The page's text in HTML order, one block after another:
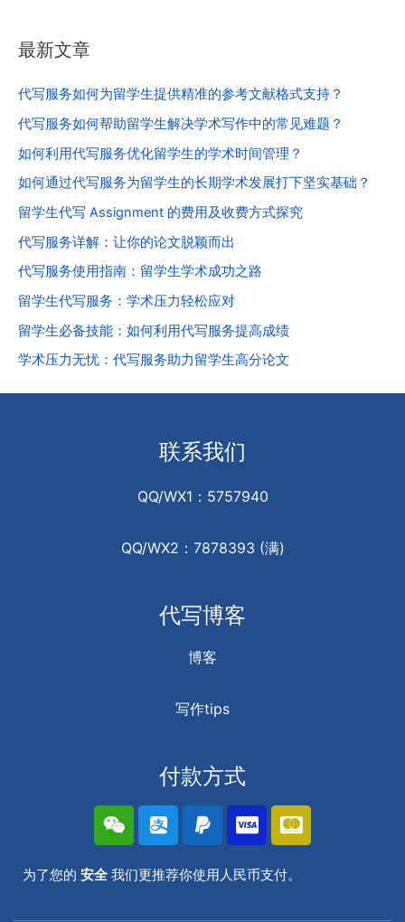
最新文章
代写服务如何为留学生提供精准的参考文献格式支持？
代写服务如何帮助留学生解决学术写作中的常见难题？
如何利用代写服务优化留学生的学术时间管理？
如何通过代写服务为留学生的长期学术发展打下坚实基础？
留学生代写 Assignment 的费用及收费方式探究
代写服务详解：让你的论文脱颖而出
代写服务使用指南：留学生学术成功之路
留学生代写服务：学术压力轻松应对
留学生必备技能：如何利用代写服务提高成绩
学术压力无忧：代写服务助力留学生高分论文
联系我们
QQ/WX1：5757940
QQ/WX2：7878393 (满)
代写博客
博客
写作tips
付款方式
为了您的 安全 我们更推荐你使用人民币支付。